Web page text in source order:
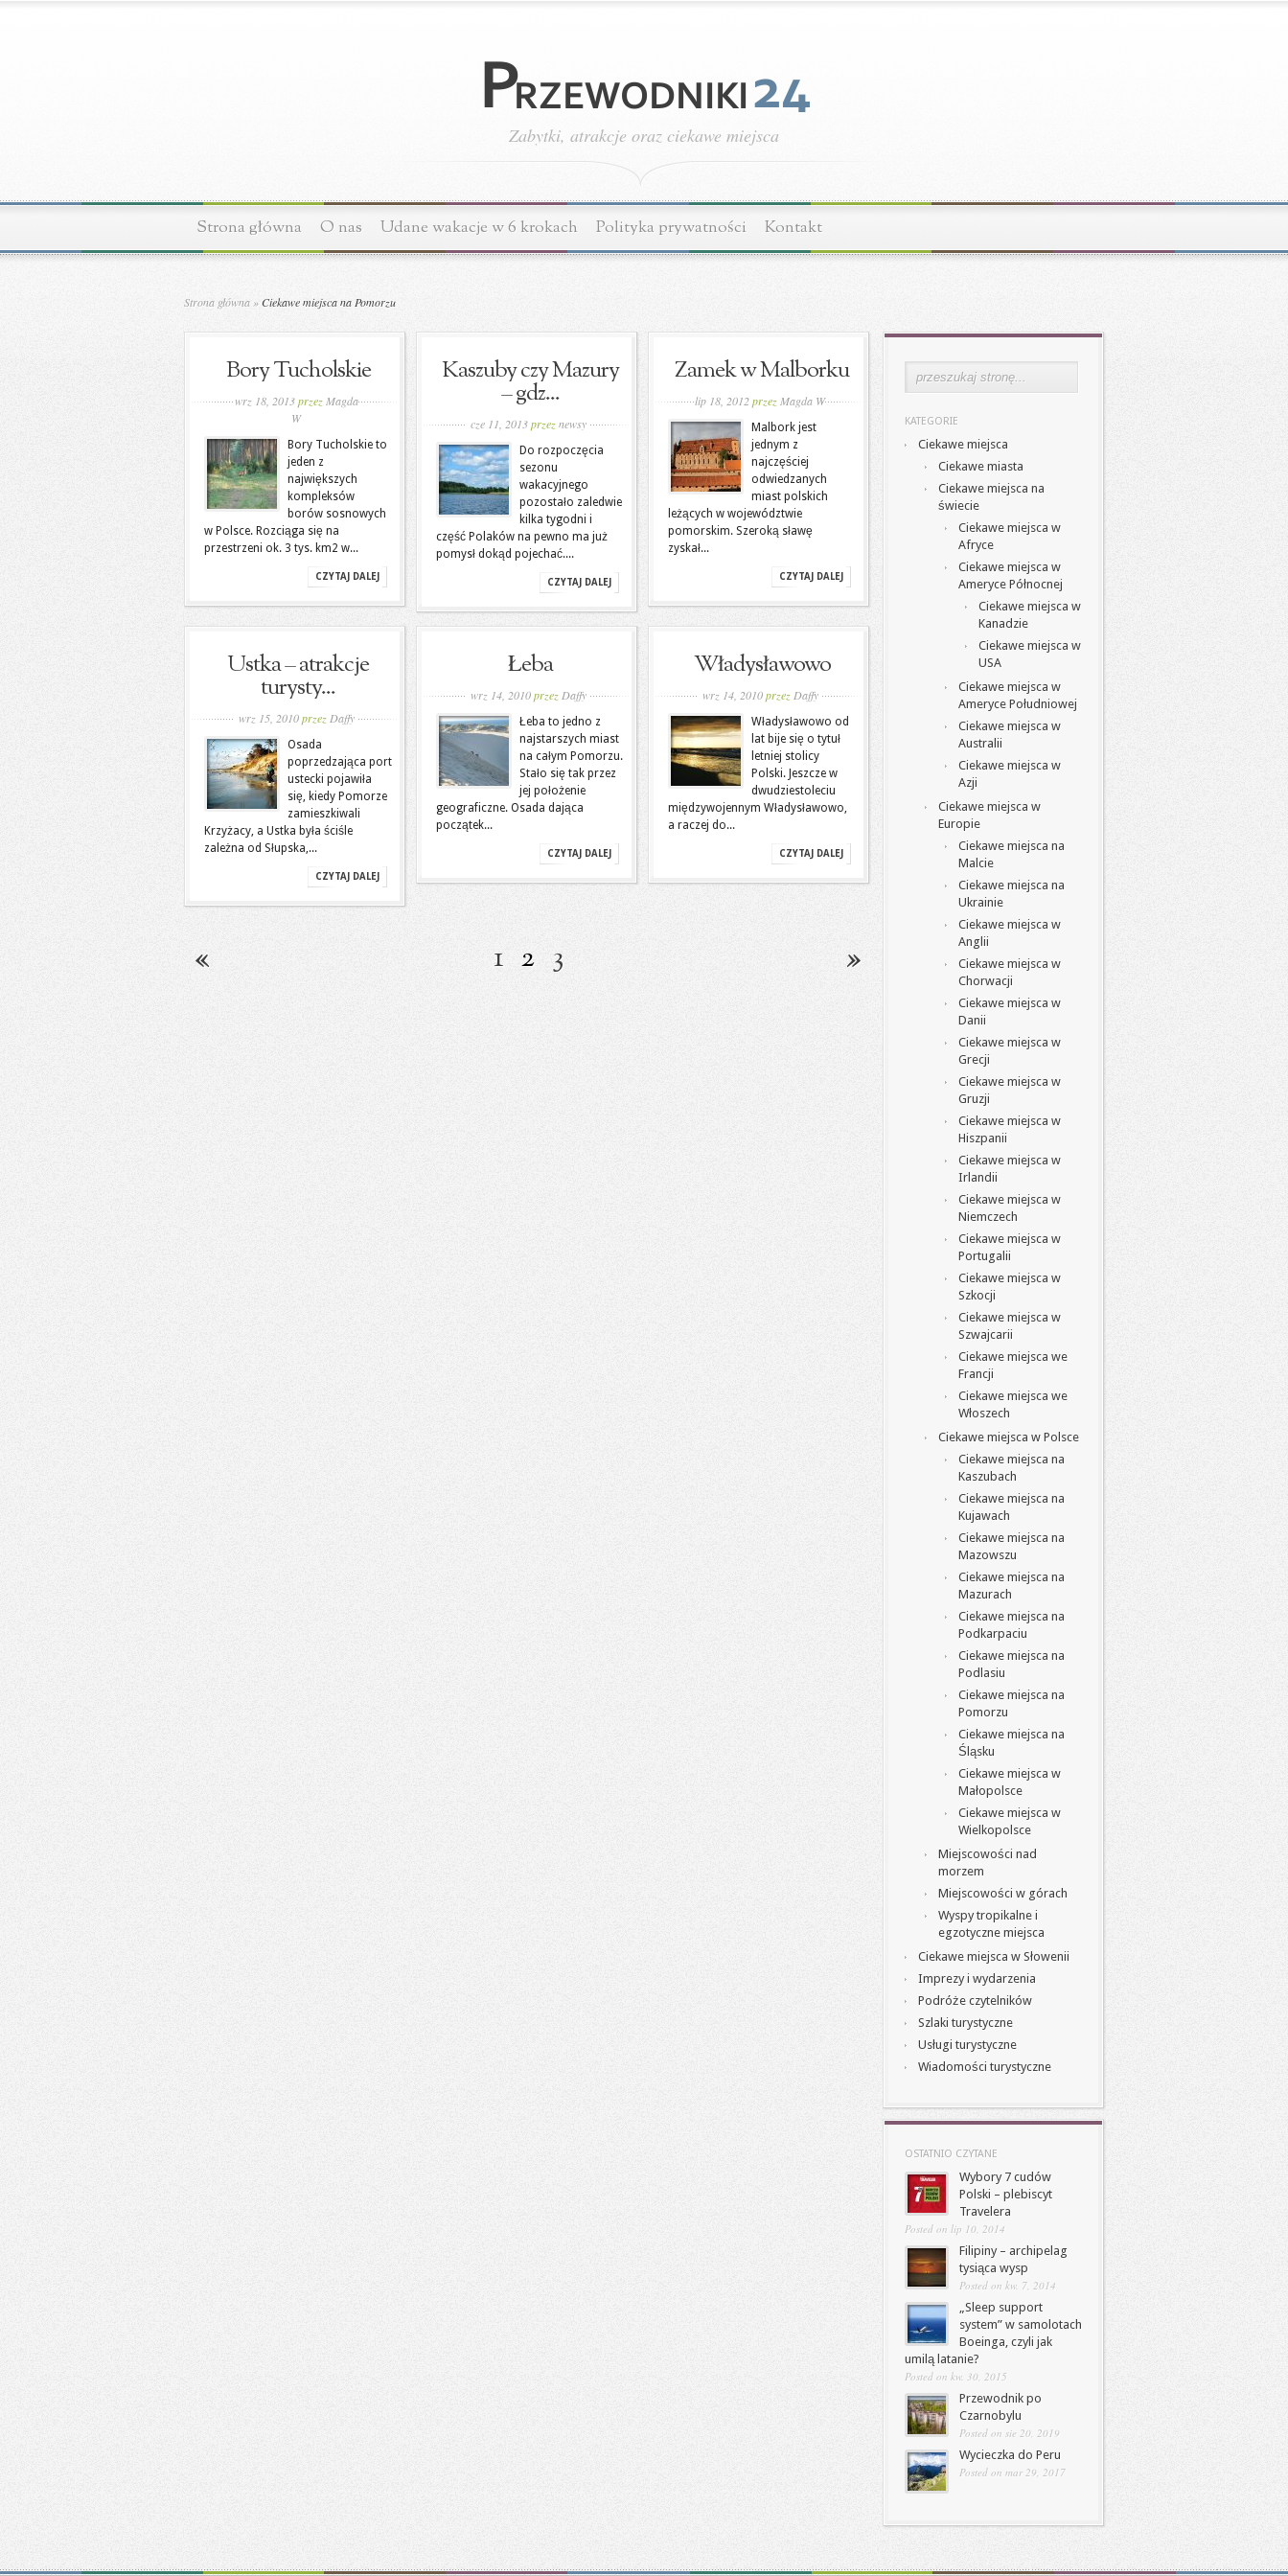
Zabytki, atrakcje oraz ciekawe miejsca
Strona główna O nas Udane wakacje w 6 krokach Polityka prywatności Kontakt
Strona główna »Ciekawe miejsca na Pomorzu
Bory Tucholskie
wrz 18, 2013przez Magda
W
Bory Tucholskie to
jeden z
największych
kompleksów
borów sosnowych
w Polsce. Rozciąga się na
przestrzeni ok. 3 tys. km2 w...
CZYTAJ DALEJ
Kaszuby czy Mazury
– gdz...
cze 11, 2013przez newsy
Do rozpoczęcia
sezonu
wakacyjnego
pozostało zaledwie
kilka tygodni i
część Polaków na pewno ma już
pomysł dokąd pojechać....
CZYTAJ DALEJ
Zamek w Malborku
lip 18, 2012przez Magda W
Malbork jest
jednym z
najczęściej
odwiedzanych
miast polskich
leżących w województwie
pomorskim. Szeroką sławę
zyskał...
CZYTAJ DALEJ
Ustka – atrakcje
turysty...
wrz 15, 2010przez Daffy
Osada
poprzedzająca port
ustecki pojawiła
się, kiedy Pomorze
zamieszkiwali
Krzyżacy, a Ustka była ściśle
zależna od Słupska,...
CZYTAJ DALEJ
Łeba
wrz 14, 2010przez Daffy
Łeba to jedno z
najstarszych miast
na całym Pomorzu.
Stało się tak przez
jej położenie
geograficzne. Osada dająca
początek...
CZYTAJ DALEJ
Władysławowo
wrz 14, 2010przez Daffy
Władysławowo od
lat bije się o tytuł
letniej stolicy
Polski. Jeszcze w
dwudziestoleciu
międzywojennym Władysławowo,
a raczej do...
CZYTAJ DALEJ
1 2 3
KATEGORIE
Ciekawe miejsca
Ciekawe miasta
Ciekawe miejsca na
świecie
Ciekawe miejsca w
Afryce
Ciekawe miejsca w
Ameryce Północnej
Ciekawe miejsca w
Kanadzie
Ciekawe miejsca w
USA
Ciekawe miejsca w
Ameryce Południowej
Ciekawe miejsca w
Australii
Ciekawe miejsca w
Azji
Ciekawe miejsca w
Europie
Ciekawe miejsca na
Malcie
Ciekawe miejsca na
Ukrainie
Ciekawe miejsca w
Anglii
Ciekawe miejsca w
Chorwacji
Ciekawe miejsca w
Danii
Ciekawe miejsca w
Grecji
Ciekawe miejsca w
Gruzji
Ciekawe miejsca w
Hiszpanii
Ciekawe miejsca w
Irlandii
Ciekawe miejsca w
Niemczech
Ciekawe miejsca w
Portugalii
Ciekawe miejsca w
Szkocji
Ciekawe miejsca w
Szwajcarii
Ciekawe miejsca we
Francji
Ciekawe miejsca we
Włoszech
Ciekawe miejsca w Polsce
Ciekawe miejsca na
Kaszubach
Ciekawe miejsca na
Kujawach
Ciekawe miejsca na
Mazowszu
Ciekawe miejsca na
Mazurach
Ciekawe miejsca na
Podkarpaciu
Ciekawe miejsca na
Podlasiu
Ciekawe miejsca na
Pomorzu
Ciekawe miejsca na
Śląsku
Ciekawe miejsca w
Małopolsce
Ciekawe miejsca w
Wielkopolsce
Miejscowości nad
morzem
Miejscowości w górach
Wyspy tropikalne i
egzotyczne miejsca
Ciekawe miejsca w Słowenii
Imprezy i wydarzenia
Podróże czytelników
Szlaki turystyczne
Usługi turystyczne
Wiadomości turystyczne
OSTATNIO CZYTANE
Wybory 7 cudów
Polski – plebiscyt
Travelera
Posted on lip 10, 2014
Filipiny – archipelag
tysiąca wysp
Posted on kw. 7, 2014
„Sleep support
system” w samolotach
Boeinga, czyli jak
umilą latanie?
Posted on kw. 30, 2015
Przewodnik po
Czarnobylu
Posted on sie 20, 2019
Wycieczka do Peru
Posted on mar 29, 2017